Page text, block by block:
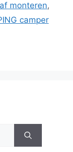
monteren,
camper